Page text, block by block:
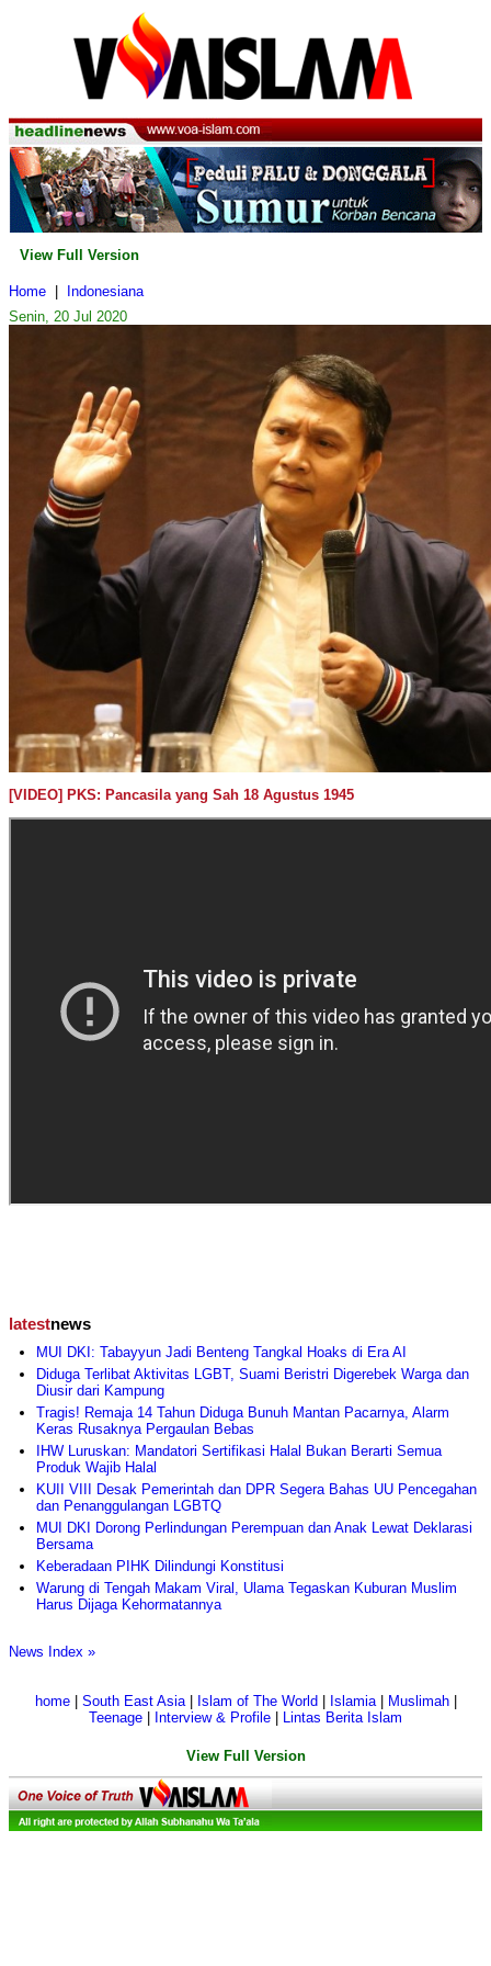
View Full Version
Home
Indonesiana
Senin, 20 Jul 2020
[VIDEO] PKS: Pancasila yang Sah 18 Agustus 1945
latestnews
MUI DKI: Tabayyun Jadi Benteng Tangkal Hoaks di Era AI
Diduga Terlibat Aktivitas LGBT, Suami Beristri Digerebek Warga dan
Diusir dari Kampung
Tragis! Remaja 14 Tahun Diduga Bunuh Mantan Pacarnya, Alarm
Keras Rusaknya Pergaulan Bebas
IHW Luruskan: Mandatori Sertifikasi Halal Bukan Berarti Semua
Produk Wajib Halal
KUII VIII Desak Pemerintah dan DPR Segera Bahas UU Pencegahan
dan Penanggulangan LGBTQ
MUI DKI Dorong Perlindungan Perempuan dan Anak Lewat Deklarasi
Bersama
Keberadaan PIHK Dilindungi Konstitusi
Warung di Tengah Makam Viral, Ulama Tegaskan Kuburan Muslim
Harus Dijaga Kehormatannya
News Index »
home| South East Asia| Islam of The World Islamia| Muslimah|
Teenage
Interview & Profile Lintas Berita Islam
View Full Version